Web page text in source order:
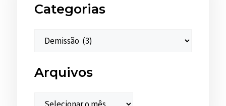
Categorias
Arquivos